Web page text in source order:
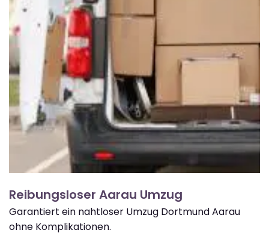
Reibungsloser Aarau Umzug
Garantiert ein nahtloser Umzug Dortmund Aarau
ohne Komplikationen.